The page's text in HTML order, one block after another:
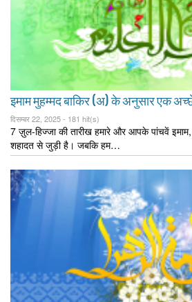
इमाम मुहम्मद बाकिर (अ) के अनुसार एक
दिसम्बर 22, 2025 - 181 hit(s)
7 ज़ुल-हिज्जा की तारीख हमारे और आपके पांचवें
शहादत से जुड़ी है। जबकि हम…